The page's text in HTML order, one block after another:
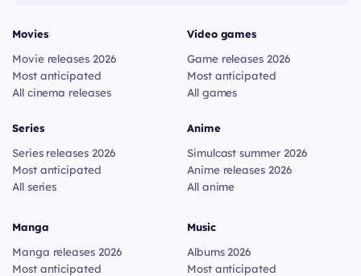
Movies
Movie releases 2026
Most anticipated
All cinema releases
Series
Series releases 2026
Most anticipated
All series
Video games
Game releases 2026
Most anticipated
All games
Anime
Simulcast summer 2026
Anime releases 2026
All anime
Manga
Manga releases 2026
Most anticipated
Music
Albums 2026
Most anticipated